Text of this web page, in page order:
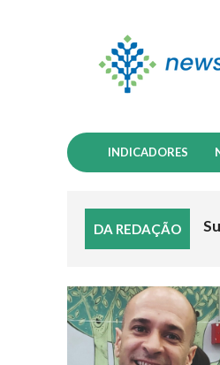
INDICADORES
DA REDAÇÃO